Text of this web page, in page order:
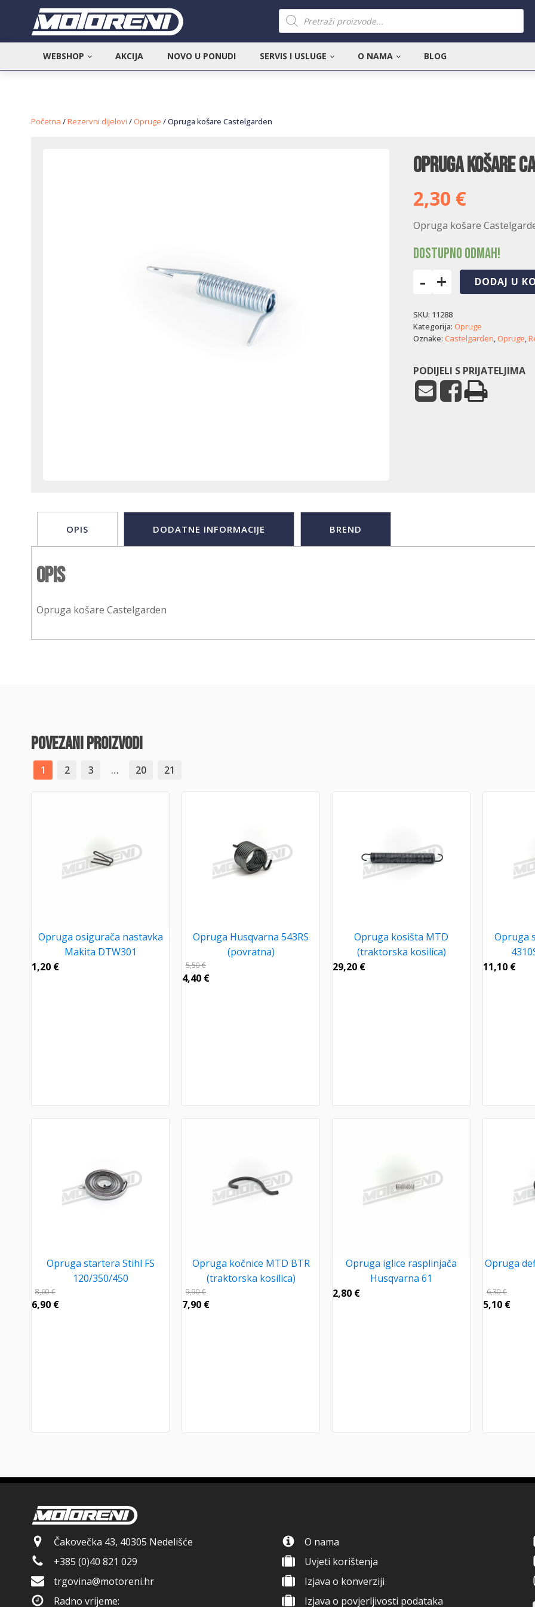
Products
search
WEBSHOP AKCIJA NOVO U PONUDI SERVIS I USLUGE O NAMA BLOG
Početna /Rezervni dijelovi / Opruge / Opruga košare Castelgarden
Opruga košare
2,30 €
Opruga košare
Dostupno odmah!
-
Castelgarden
količina
+ DODAJ U
SKU: 11288
Kategorija: Opruge
Oznake: Castelgarden, Opruge,
PODIJELI S PRIJATELJIMA
OPIS DODATNE INFORMACIJE BREND
Opis
Opruga košare Castelgarden
povezani proizvodi
1 2 3 … 20 21
Opruga osigurača nastavka
Makita DTW301
1,20 €
Opruga Husqvarna 543RS
(povratna)
5,50€
4,40 €
Opruga kosišta MTD
(traktorska kosilica)
29,20 €
Opruga
11,10 €
Opruga startera Stihl FS
120/350/450
8,60€
6,90 €
Opruga kočnice MTD BTR
(traktorska kosilica)
9,90€
7,90 €
Opruga iglice rasplinjača
Husqvarna 61
2,80 €
Opruga
6,30€
5,10 €
Čakovečka 43, 40305 Nedelišće
+385 (0)40 821 029
trgovina@motoreni.hr
Radno vrijeme:
O nama
Uvjeti korištenja
Izjava o konverziji
Izjava o povjerljivosti podataka